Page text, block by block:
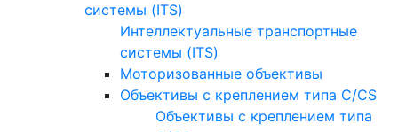
системы (ITS)
Интеллектуальные транспортные
системы (ITS)
Моторизованные объективы
Объективы с креплением типа C/CS
Объективы с креплением типа